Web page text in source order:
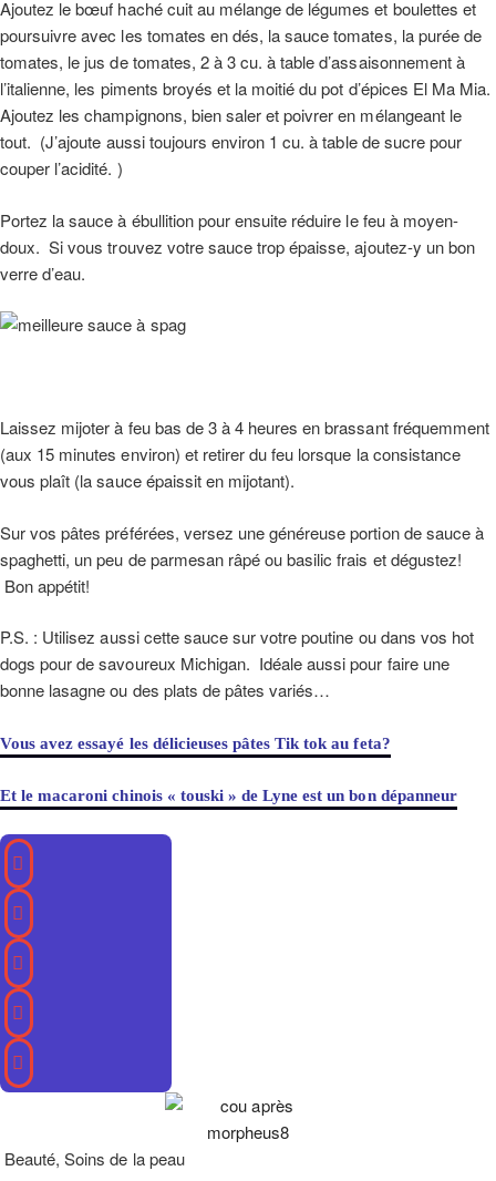
Ajoutez le bœuf haché cuit au mélange de légumes et boulettes et
poursuivre avec les tomates en dés, la sauce tomates, la purée de
tomates, le jus de tomates, 2 à 3 cu. à table d’assaisonnement à
l’italienne, les piments broyés et la moitié du pot d’épices El Ma Mia.
Ajoutez les champignons, bien saler et poivrer en mélangeant le
tout. (J’ajoute aussi toujours environ 1 cu. à table de sucre pour
couper l’acidité. )
Portez la sauce à ébullition pour ensuite réduire le feu à moyen-
doux. Si vous trouvez votre sauce trop épaisse, ajoutez-y un bon
verre d’eau.
Laissez mijoter à feu bas de 3 à 4 heures en brassant fréquemment
(aux 15 minutes environ) et retirer du feu lorsque la consistance
vous plaît (la sauce épaissit en mijotant).
Sur vos pâtes préférées, versez une généreuse portion de sauce à
spaghetti, un peu de parmesan râpé ou basilic frais et dégustez!
Bon appétit!
P.S. : Utilisez aussi cette sauce sur votre poutine ou dans vos hot
dogs pour de savoureux Michigan. Idéale aussi pour faire une
bonne lasagne ou des plats de pâtes variés…
Vous avez essayé les délicieuses pâtes Tik tok au feta?
Et le macaroni chinois « touski » de Lyne est un bon dépanneur
Beauté,Soins de la peau